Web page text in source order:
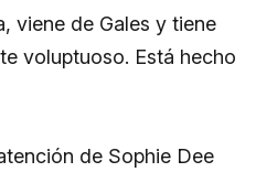
viene de Gales y tiene
voluptuoso. Está hecho
de Sophie Dee